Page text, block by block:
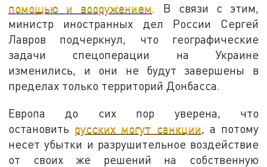
помощью и вооружением. В связи с этим,
министр иностранных дел России Сергей
Лавров подчеркнул, что географические
задачи спецоперации на Украине
изменились, и они не будут завершены в
пределах только территорий Донбасса.
Европа до сих пор уверена, что
остановить русских могут санкции , а потому
несет убытки и разрушительное воздействие
от своих же решений на собственную